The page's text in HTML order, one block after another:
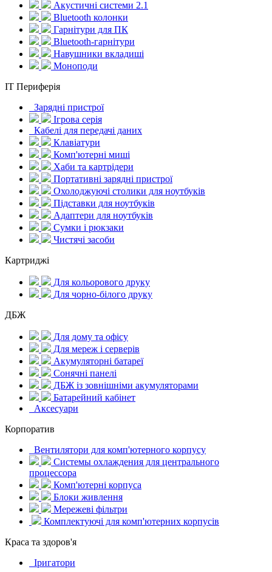
Акустичні системи 2.1
Bluetooth колонки
Гарнітури для ПК
Bluetooth-гарнітури
Навушники вкладиші
Моноподи
IT Периферія
Зарядні пристрої
Ігрова серія
Кабелі для передачі даних
Клавіатури
Комп'ютерні миші
Хаби та картрідери
Портативні зарядні пристрої
Охолоджуючі столики для ноутбуків
Підставки для ноутбуків
Адаптери для ноутбуків
Сумки і рюкзаки
Чистячі засоби
Картриджі
Для кольорового друку
Для чорно-білого друку
ДБЖ
Для дому та офісу
Для мереж і серверів
Акумуляторні батареї
Сонячні панелі
ДБЖ із зовнішніми акумуляторами
Батарейний кабінет
Аксесуари
Корпоратив
Вентилятори для комп'ютерного корпусу
Системы охлаждения для центрального
процессора
Комп'ютерні корпуса
Блоки живлення
Мережеві фільтри
Комплектуючі для комп'ютерних корпусів
Краса та здоров'я
Іригатори